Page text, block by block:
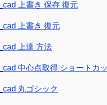
上書き 保存 復元
上書き 復元
上達 方法
中心点取得 ショートカ
丸ゴシック